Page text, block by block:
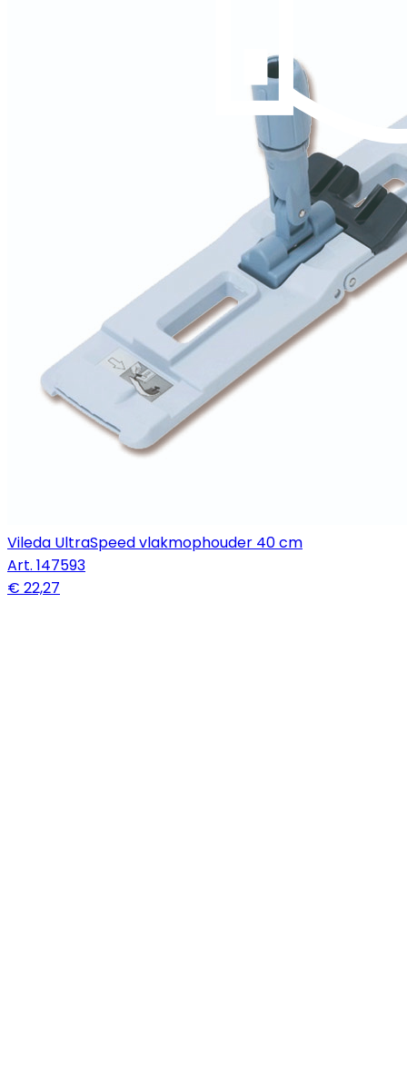
Vileda UltraSpeed vlakmophouder 40 cm
Art. 147593
€ 22,27